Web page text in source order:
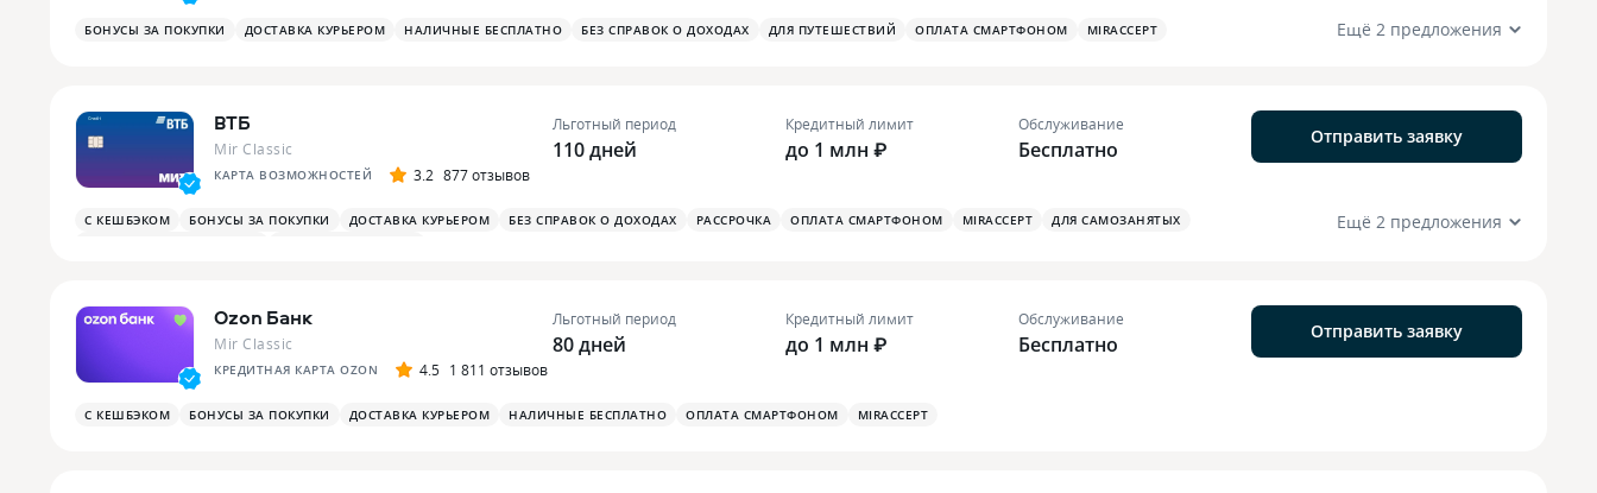
БОНУСЫ ЗА ПОКУПКИ ДОСТАВКА КУРЬЕРОМ НАЛИЧНЫЕ БЕСПЛАТНО БЕЗ СПРАВОК О ДОХОДАХ ДЛЯ ПУТЕШЕСТВИЙ ОПЛАТА СМАРТФОНОМ MIRACCEPT Ещё 2 предложения
ВТБ
Mir Classic
КАРТА ВОЗМОЖНОСТЕЙ 3.2 877 отзывов
Льготный период
110 дней
Кредитный лимит
до 1 млн ₽
Обслуживание
Бесплатно
Отправить заявку
С КЕШБЭКОМ БОНУСЫ ЗА ПОКУПКИ ДОСТАВКА КУРЬЕРОМ БЕЗ СПРАВОК О ДОХОДАХ РАССРОЧКА ОПЛАТА СМАРТФОНОМ MIRACCEPT
ДЛЯ САМОЗАНЯТЫХ
Ещё 2 предложения
Ozon Банк
Mir Classic
КРЕДИТНАЯ КАРТА OZON 4.5 1 811 отзывов
Льготный период
80 дней
Кредитный лимит
до 1 млн ₽
Обслуживание
Бесплатно
Отправить заявку
С КЕШБЭКОМ БОНУСЫ ЗА ПОКУПКИ ДОСТАВКА КУРЬЕРОМ НАЛИЧНЫЕ БЕСПЛАТНО ОПЛАТА СМАРТФОНОМ MIRACCEPT